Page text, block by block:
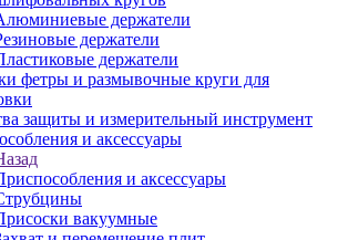
держатели
держатели
держатели
фетры и размывочные круги для
защиты и измерительный инструмент
и аксессуары
и аксессуары
вакуумные